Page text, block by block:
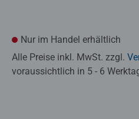
Nur im Handel erhältlich
Alle Preise inkl. MwSt. zzgl.
voraussichtlich in 5 - 6